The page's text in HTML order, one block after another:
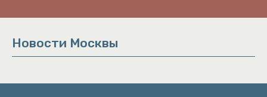
Новости Москвы